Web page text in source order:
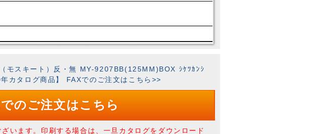
モスキート）反・無 MY-9207BB(125MM)BOX ｼｹﾂｶﾝｼ
カタログ商品】 FAXでのご注文はこちら>>
のご注文はこちら
います。印刷する場合は、一旦カタログをダウンロード